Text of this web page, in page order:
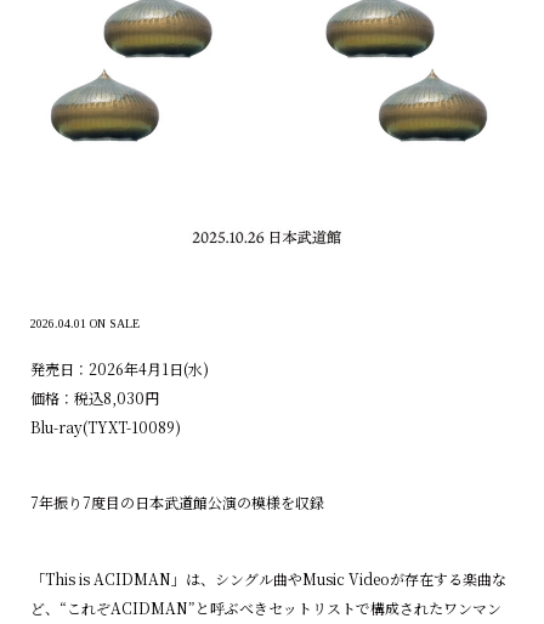
2026.04.01 ON SALE
発売日：2026年4月1日(水)
価格：税込8,030円
Blu-ray(TYXT-10089)
7年振り7度目の日本武道館公演の模様を収録
「This is ACIDMAN」は、シングル曲やMusic Videoが存在する楽曲な
ど、“これぞACIDMAN”と呼ぶべきセットリストで構成されたワンマン